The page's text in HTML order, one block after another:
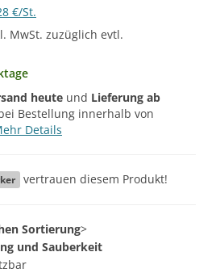
€/St.
MwSt. zuzüglich evtl.
heute und Lieferung ab
Bestellung innerhalb von
Details
vertrauen diesem Produkt!
Sortierung>
und Sauberkeit